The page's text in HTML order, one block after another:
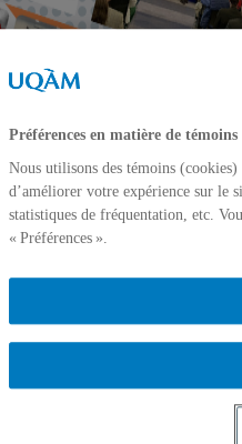
vol. 5, no 1, 17 janvier 2012,
en 2011
p. 2
p. 4
à l’étranger, p.5
fossiles, p. 6
p. 8
Préférences en matière de témoins
Nous utilisons des témoins
d’améliorer votre expérience sur le
statistiques de fréquentation, etc.
« Préférences ».